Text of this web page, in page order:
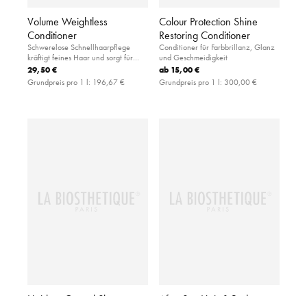
Volume Weightless
Conditioner
Schwerelose Schnellhaarpflege
kräftigt feines Haar und sorgt für
Volumen
29,50 €
Grundpreis pro 1 l: 196,67 €
Colour Protection Shine
Restoring Conditioner
Conditioner für Farbbrillanz, Glanz
und Geschmeidigkeit
ab 15,00 €
Grundpreis pro 1 l: 300,00 €